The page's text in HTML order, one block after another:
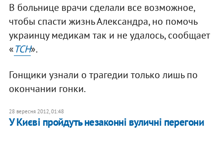
В больнице врачи сделали все возможное,
чтобы спасти жизнь Александра, но помочь
украинцу медикам так и не удалось, сообщает
«ТСН».
Гонщики узнали о трагедии только лишь по
окончании гонки.
28 вересня 2012, 01:48
У Києві пройдуть незаконні вуличні перегони